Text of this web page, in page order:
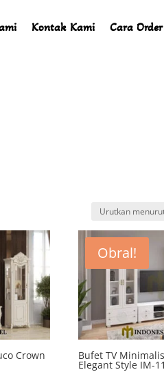
Kontak Kami Cara Order
Crown
Obral!
Bufet TV
Elegant Style IM-